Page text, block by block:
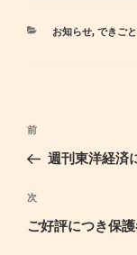
カ
お知らせ, できごと
投
ビ
ー
過
去
投
稿
前
週刊東洋経済
次
の
次
ご好評につき保